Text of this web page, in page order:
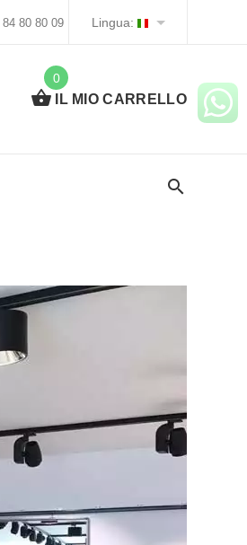
80 80 09 Lingua:
0
IL MIO CARRELLO